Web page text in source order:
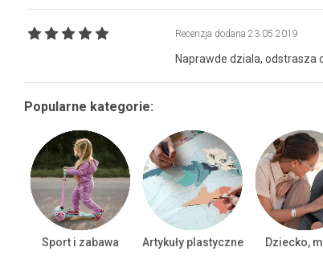
Recenzja dodana 23.05.2019
Naprawde dziala, odstrasza
Popularne kategorie:
Sport i zabawa Artykuły plastyczne Dziecko,